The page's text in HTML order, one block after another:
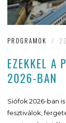
PROGRAMOK /
EZEKKEL A
2026-BAN
Siófok 2026-ban
fesztiválok,